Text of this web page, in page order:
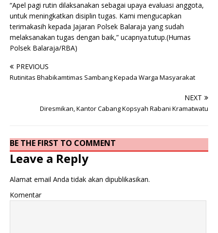
“Apel pagi rutin dilaksanakan sebagai upaya evaluasi anggota,
untuk meningkatkan disiplin tugas. Kami mengucapkan
terimakasih kepada Jajaran Polsek Balaraja yang sudah
melaksanakan tugas dengan baik,” ucapnya.tutup.(Humas
Polsek Balaraja/RBA)
PREVIOUS
Rutinitas Bhabikamtimas Sambang Kepada Warga Masyarakat
NEXT
Diresmikan, Kantor Cabang Kopsyah Rabani Kramatwatu
BE THE FIRST TO COMMENT
Leave a Reply
Alamat email Anda tidak akan dipublikasikan.
Komentar